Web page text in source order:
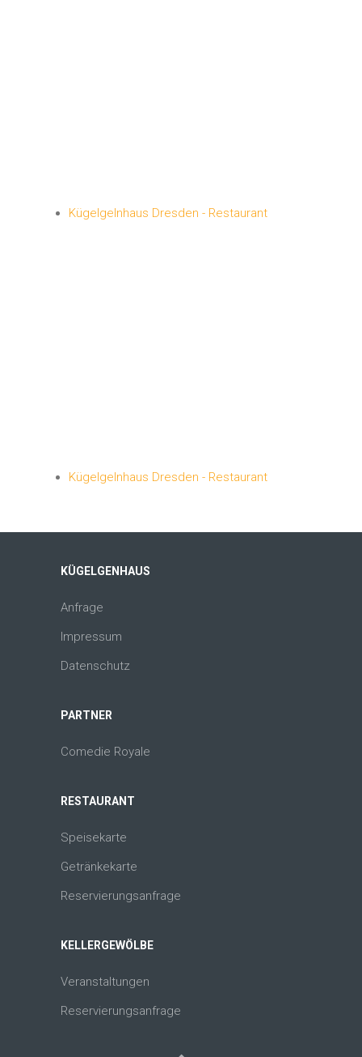
Kügelgelnhaus Dresden - Restaurant
Kügelgelnhaus Dresden - Restaurant
KÜGELGENHAUS
Anfrage
Impressum
Datenschutz
PARTNER
Comedie Royale
RESTAURANT
Speisekarte
Getränkekarte
Reservierungsanfrage
KELLERGEWÖLBE
Veranstaltungen
Reservierungsanfrage